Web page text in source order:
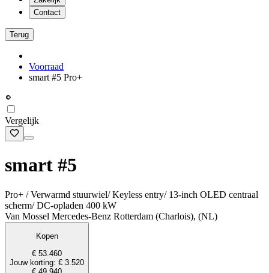
Contact
Terug
Voorraad
smart #5 Pro+
Vergelijk
smart #5
Pro+ / Verwarmd stuurwiel/ Keyless entry/ 13-inch OLED centraal
scherm/ DC-opladen 400 kW
Van Mossel Mercedes-Benz Rotterdam (Charlois), (NL)
Kopen
€ 53.460
Jouw korting: € 3.520